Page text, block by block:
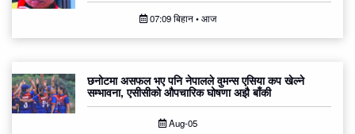
07:09 बिहान • आज
छनोटमा असफल भए पनि नेपालले वुमन्स एसिया कप खेल्ने
सम्भावना, एसीसीको औपचारिक घोषणा अझै बाँकी
Aug-05